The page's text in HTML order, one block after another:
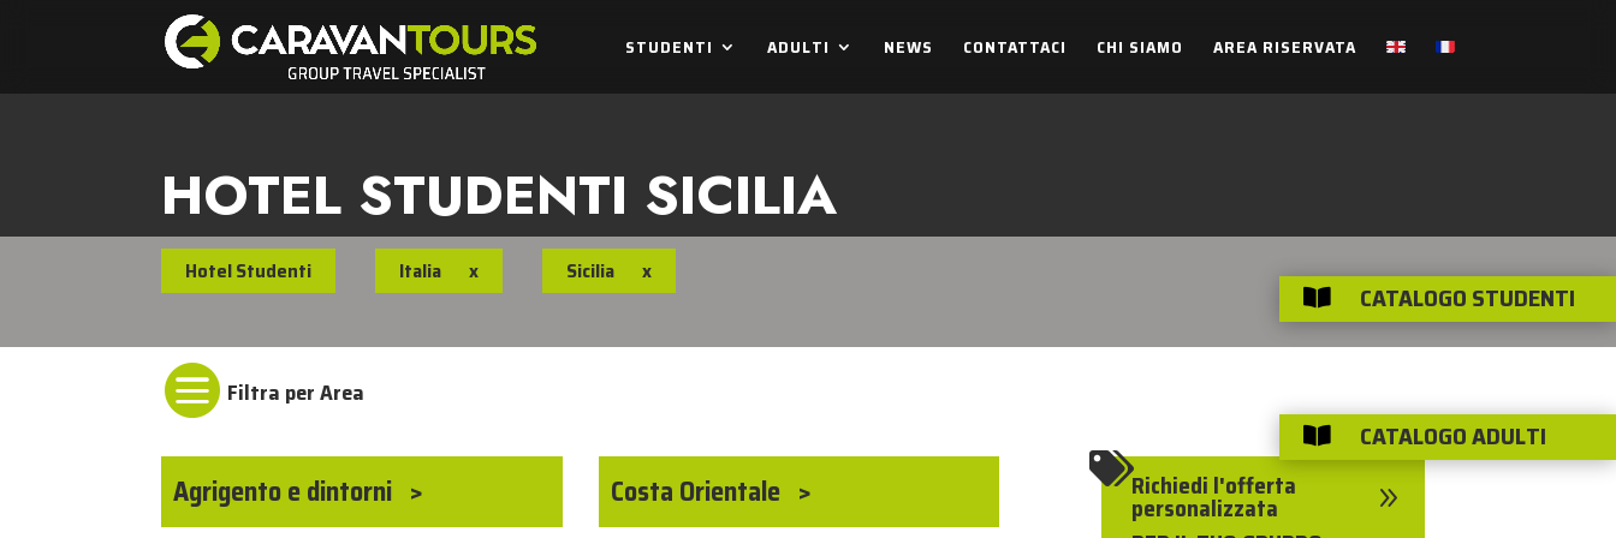
STUDENTI ADULTI NEWS CONTATTACI CHI SIAMO AREA RISERVATA
HOTEL STUDENTI SICILIA
Hotel Studenti Italia x Sicilia x

Agrigento e dintorni Costa Orientale
Richiedi l'offerta
personalizzata
9
 CATALOGO STUDENTI
 CATALOGO ADULTI